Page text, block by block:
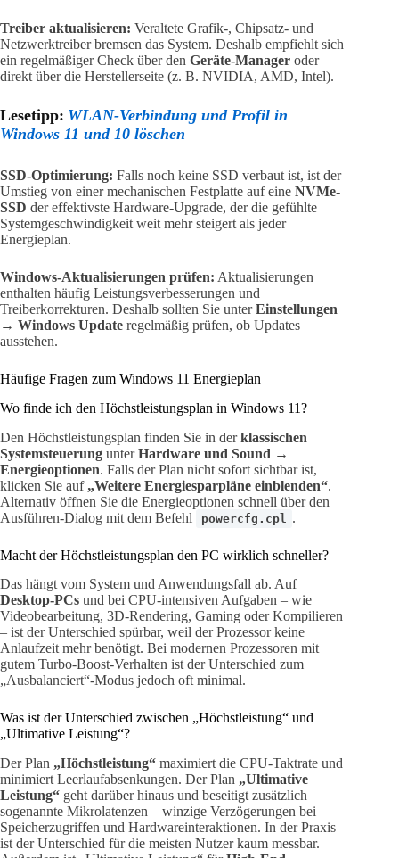
Treiber aktualisieren: Veraltete Grafik-, Chipsatz- und
Netzwerktreiber bremsen das System. Deshalb empfiehlt sich
ein regelmäßiger Check über den Geräte-Manager oder
direkt über die Herstellerseite (z. B. NVIDIA, AMD, Intel).
Lesetipp: WLAN-Verbindung und Profil in
Windows 11 und 10 löschen
SSD-Optimierung: Falls noch keine SSD verbaut ist, ist der
Umstieg von einer mechanischen Festplatte auf eine NVMe-
SSD der effektivste Hardware-Upgrade, der die gefühlte
Systemgeschwindigkeit weit mehr steigert als jeder
Energieplan.
Windows-Aktualisierungen prüfen: Aktualisierungen
enthalten häufig Leistungsverbesserungen und
Treiberkorrekturen. Deshalb sollten Sie unterEinstellungen
→ Windows Update regelmäßig prüfen, ob Updates
ausstehen.
Häufige Fragen zum Windows 11 Energieplan
Wo finde ich den Höchstleistungsplan in Windows 11?
Den Höchstleistungsplan finden Sie in derklassischen
Systemsteuerung unterHardware und Sound →
Energieoptionen. Falls der Plan nicht sofort sichtbar ist,
klicken Sie auf „Weitere Energiesparpläne einblenden“.
Alternativ öffnen Sie die Energieoptionen schnell über den
Ausführen-Dialog mit dem Befehl
powercfg.cpl .
Macht der Höchstleistungsplan den PC wirklich schneller?
Das hängt vom System und Anwendungsfall ab. Auf
Desktop-PCs und bei CPU-intensiven Aufgaben – wie
Videobearbeitung, 3D-Rendering, Gaming oder Kompilieren
– ist der Unterschied spürbar, weil der Prozessor keine
Anlaufzeit mehr benötigt. Bei modernen Prozessoren mit
gutem Turbo-Boost-Verhalten ist der Unterschied zum
„Ausbalanciert“-Modus jedoch oft minimal.
Was ist der Unterschied zwischen „Höchstleistung“ und
„Ultimative Leistung“?
Der Plan „Höchstleistung“ maximiert die CPU-Taktrate und
minimiert Leerlaufabsenkungen. Der Plan „Ultimative
Leistung“ geht darüber hinaus und beseitigt zusätzlich
sogenannte Mikrolatenzen – winzige Verzögerungen bei
Speicherzugriffen und Hardwareinteraktionen. In der Praxis
ist der Unterschied für die meisten Nutzer kaum messbar.